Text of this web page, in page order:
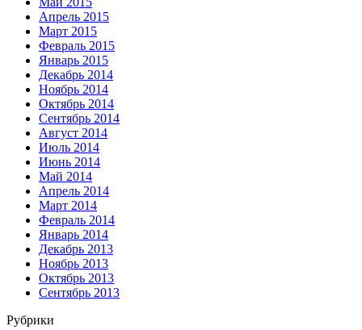
Апрель 2015
Март 2015
Февраль 2015
Январь 2015
Декабрь 2014
Ноябрь 2014
Октябрь 2014
Сентябрь 2014
Август 2014
Июль 2014
Июнь 2014
Май 2014
Апрель 2014
Март 2014
Февраль 2014
Январь 2014
Декабрь 2013
Ноябрь 2013
Октябрь 2013
Сентябрь 2013
Рубрики